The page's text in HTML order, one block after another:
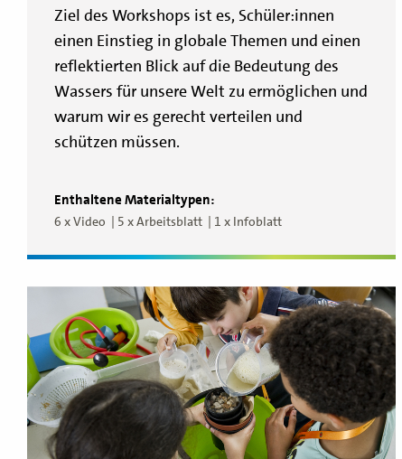
Ziel des Workshops ist es, Schüler:innen
einen Einstieg in globale Themen und einen
reflektierten Blick auf die Bedeutung des
Wassers für unsere Welt zu ermöglichen und
warum wir es gerecht verteilen und
schützen müssen.
Enthaltene Materialtypen:
6 x Video 5 x Arbeitsblatt 1 x Infoblatt